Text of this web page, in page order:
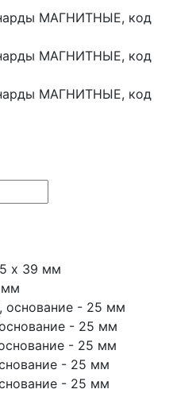
х 39 мм
мм
основание - 25 мм
- 25 мм
- 25 мм
- 25 мм
- 25 мм